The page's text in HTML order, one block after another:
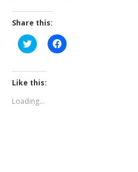
Share this:
Click
to
Twitter
(Opens
in
window)
Click
to
Like this:
Loading...